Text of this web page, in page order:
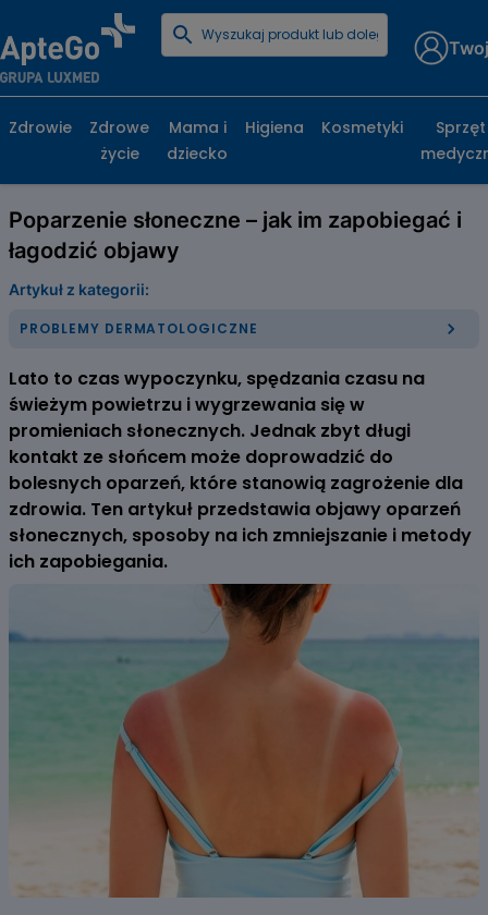
Strona główna
Poparzenie słoneczne – jak im zapobiegać i łagodzić
Poparzenie słoneczne – jak im zapobiegać i
łagodzić objawy
Artykuł z kategorii:
PROBLEMY DERMATOLOGICZNE
Lato to czas wypoczynku, spędzania czasu na
świeżym powietrzu i wygrzewania się w
promieniach słonecznych. Jednak zbyt długi
kontakt ze słońcem może doprowadzić do
bolesnych oparzeń, które stanowią zagrożenie dla
zdrowia. Ten artykuł przedstawia objawy oparzeń
słonecznych, sposoby na ich zmniejszanie i metody
ich zapobiegania.
Zdrowie
Zdrowe
życie
Mama i
dziecko
Higiena Kosmetyki
Sprzęt